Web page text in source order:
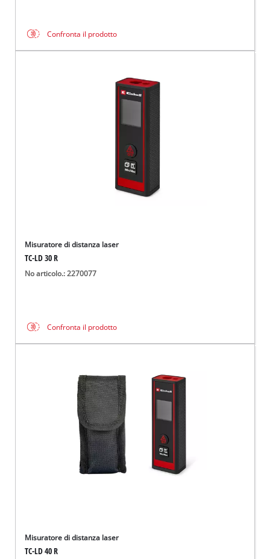
Confronta il prodotto
Misuratore di distanza laser
TC-LD 30 R
No articolo.: 2270077
Confronta il prodotto
Misuratore di distanza laser
TC-LD 40 R